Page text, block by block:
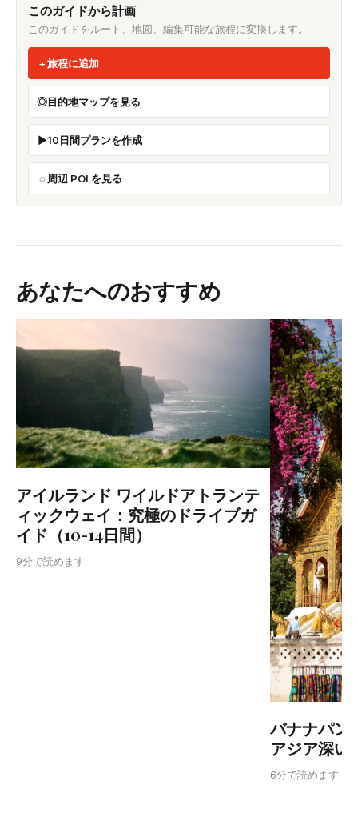
このガイドから計画
このガイドをルート、地図、編集可能な旅程に変換します。
旅程に追加
目的地マップを見る
10日間プランを作成
周辺 POI を見る
あなたへのおすすめ
アイルランド ワイルドアトランテ
ィックウェイ：究極のドライブガ
イド（10-14日間）
9分で読めます
バナナパン
アジア深い
6分で読めます